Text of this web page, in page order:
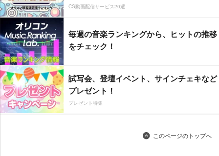
CS動画配信サービス20選
毎週の音楽ランキングから、ヒットの推移
をチェック！
試写会、登壇イベント、サインチェキなど
プレゼント！
プレゼント特集
このページのトップへ